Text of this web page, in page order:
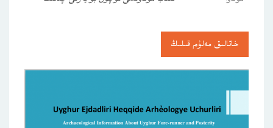
خاتالىق مەلۇم قىلىڭ